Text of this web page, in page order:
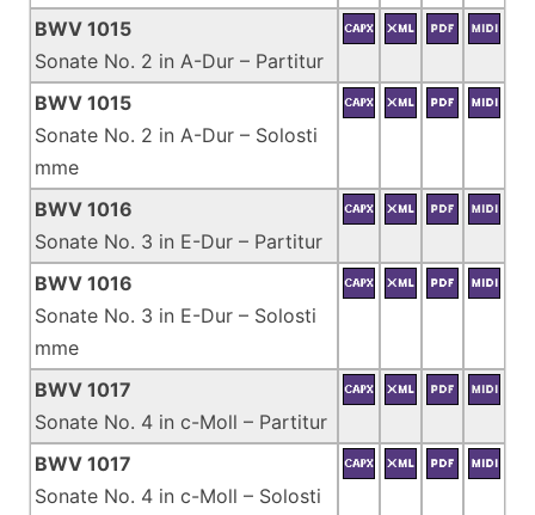
BWV 1015
Sonate No. 2 in A-Dur – Partitur
BWV 1015
Sonate No. 2 in A-Dur – Solosti
mme
BWV 1016
Sonate No. 3 in E-Dur – Partitur
BWV 1016
Sonate No. 3 in E-Dur – Solosti
mme
BWV 1017
Sonate No. 4 in c-Moll – Partitur
BWV 1017
Sonate No. 4 in c-Moll – Solosti